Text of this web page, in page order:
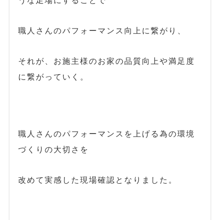
職人さんのパフォーマンス向上に繋がり、
それが、お施主様のお家の品質向上や満足度
に繋がっていく。
職人さんのパフォーマンスを上げる為の環境
づくりの大切さを
改めて実感した現場確認となりました。